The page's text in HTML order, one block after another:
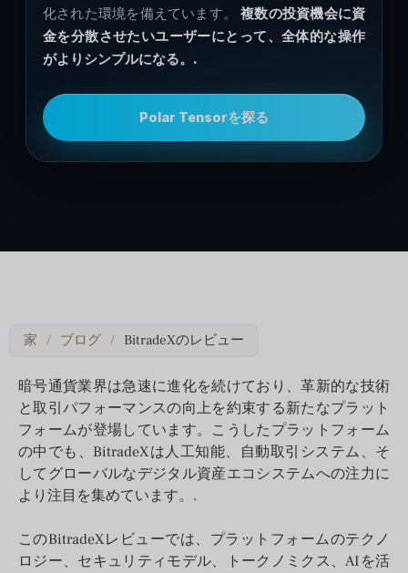
化された環境を備えています。複数の投資機会に資
金を分散させたいユーザーにとって、全体的な操作
がよりシンプルになる。.
Polar Tensorを探る
家 / ブログ / BitradeXのレビュー
暗号通貨業界は急速に進化を続けており、革新的な技術
と取引パフォーマンスの向上を約束する新たなプラット
フォームが登場しています。こうしたプラットフォーム
の中でも、BitradeXは人工知能、自動取引システム、そ
してグローバルなデジタル資産エコシステムへの注力に
より注目を集めています。.
このBitradeXレビューでは、プラットフォームのテクノ
ロジー、セキュリティモデル、トークノミクス、AIを活